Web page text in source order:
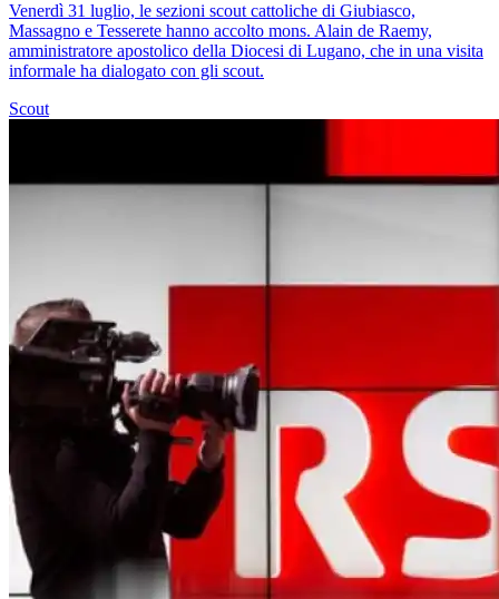
Venerdì 31 luglio, le sezioni scout cattoliche di Giubiasco,
Massagno e Tesserete hanno accolto mons. Alain de Raemy,
amministratore apostolico della Diocesi di Lugano, che in una visita
informale ha dialogato con gli scout.
Scout